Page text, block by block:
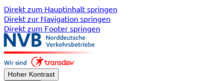
Direkt zum Hauptinhalt springen
Direkt zur Navigation springen
Direkt zum Footer springen
Hoher Kontrast